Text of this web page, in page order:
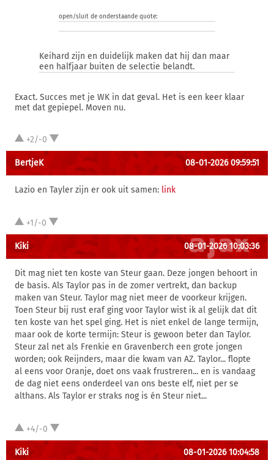
open/sluit de onderstaande quote:
Keihard zijn en duidelijk maken dat hij dan maar
een halfjaar buiten de selectie belandt.
Exact. Succes met je WK in dat geval. Het is een keer klaar
met dat gepiepel. Moven nu.
+2/-0
BertjeK 08-01-2026 09:59:51
Lazio en Tayler zijn er ook uit samen: link
+1/-0
Kiki 08-01-2026 10:03:36
Dit mag niet ten koste van Steur gaan. Deze jongen behoort in
de basis. Als Taylor pas in de zomer vertrekt, dan backup
maken van Steur. Taylor mag niet meer de voorkeur krijgen.
Toen Steur bij rust eraf ging voor Taylor wist ik al gelijk dat dit
ten koste van het spel ging. Het is niet enkel de lange termijn,
maar ook de korte termijn: Steur is gewoon beter dan Taylor.
Steur zal net als Frenkie en Gravenberch een grote jongen
worden; ook Reijnders, maar die kwam van AZ. Taylor... flopte
al eens voor Oranje, doet ons vaak frustreren... en is vandaag
de dag niet eens onderdeel van ons beste elf, niet per se
althans. Als Taylor er straks nog is én Steur niet...
+4/-0
Kiki 08-01-2026 10:04:58